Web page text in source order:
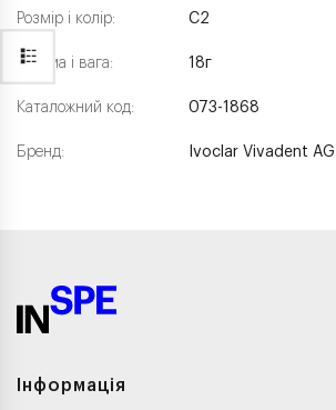
Розмір і колір:
Форма і вага:
Каталожний код:
Бренд:
C2
18г
073-1868
Ivoclar Vivadent AG
Інформація